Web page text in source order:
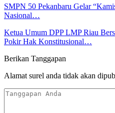
SMPN 50 Pekanbaru Gelar
Nasional…
Ketua Umum DPP LMP Riau
Pokir Hak Konstitusional…
Berikan Tanggapan
Alamat surel anda tidak akan